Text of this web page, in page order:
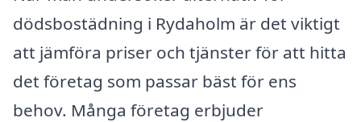
dödsbostädning i Rydaholm är det viktigt
att jämföra priser och tjänster för att hitta
det företag som passar bäst för ens
behov. Många företag erbjuder